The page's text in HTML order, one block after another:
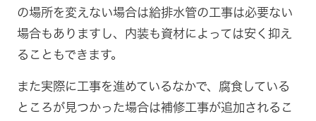
の場所を変えない場合は給排水管の工事は必要ない
場合もありますし、内装も資材によっては安く抑え
ることもできます。
また実際に工事を進めているなかで、腐食している
ところが見つかった場合は補修工事が追加されるこ